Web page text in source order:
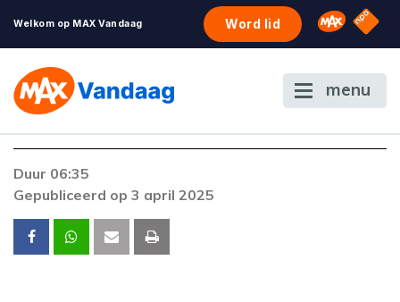
Welkom op MAX Vandaag Word lid Omroep
NPO
menu
Er is een licentie-fout opgetreden. Als het
contact op met onze klantenservice.
Duur 06:35
Gepubliceerd op 3 april 2025